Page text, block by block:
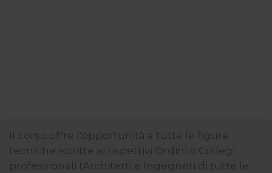
Il corso offre l'opportunità a tutte le figure
tecniche iscritte ai rispettivi Ordini o Collegi
professionali (Architetti e Ingegneri di tutte le